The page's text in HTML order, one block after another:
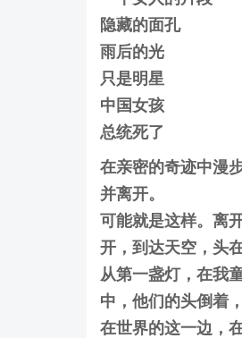
隐藏的面孔
雨后的光
只是明星
中国女孩
总统死了
在亲密的奇迹中漫
并离开。
可能就是这样。离
开，到达天空，头在
从第一盏灯，在我
中，他们的头倒着
在世界的这一边，